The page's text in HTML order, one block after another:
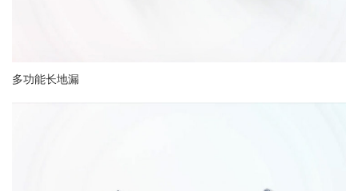
多功能长地漏